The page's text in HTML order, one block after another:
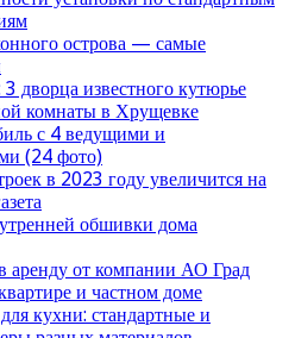
острова — самые
дворца известного кутюрье
комнаты в Хрущевке
с 4 ведущими и
(24 фото)
в 2023 году увеличится на
обшивки дома
аренду от компании АО Град
и частном доме
кухни: стандартные и